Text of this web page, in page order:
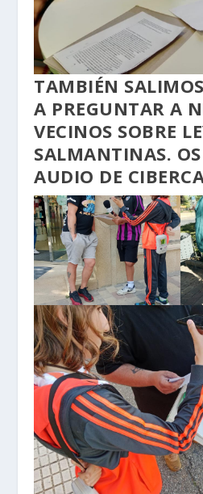
TAMBIÉN
A PREGUNTAR A
VECINOS SOBRE
SALMANTINAS.
AUDIO DE